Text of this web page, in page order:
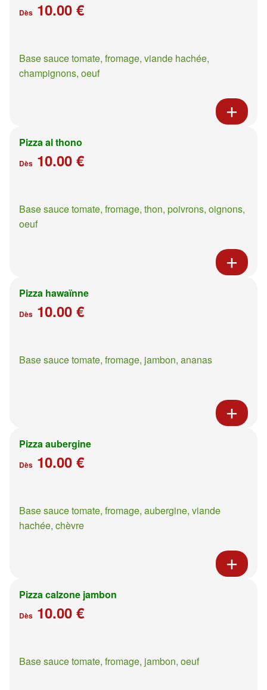
Dès 10.00 €
Base sauce tomate, fromage, viande hachée,
champignons, oeuf
Pizza al thono
Dès 10.00 €
Base sauce tomate, fromage, thon, poivrons, oignons,
oeuf
Pizza hawaïnne
Dès 10.00 €
Base sauce tomate, fromage, jambon, ananas
Pizza aubergine
Dès 10.00 €
Base sauce tomate, fromage, aubergine, viande
hachée, chèvre
Pizza calzone jambon
Dès 10.00 €
Base sauce tomate, fromage, jambon, oeuf